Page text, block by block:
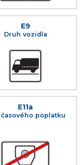
E9
Druh vozidla
E11a
časového poplatku